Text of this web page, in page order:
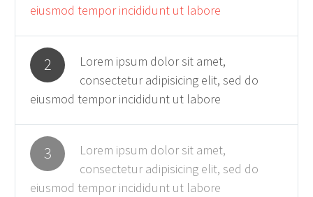
eiusmod tempor incididunt ut labore
2
Lorem ipsum dolor sit amet,
consectetur adipisicing elit, sed do
eiusmod tempor incididunt ut labore
3
Lorem ipsum dolor sit amet,
consectetur adipisicing elit, sed do
eiusmod tempor incididunt ut labore